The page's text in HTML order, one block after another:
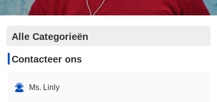
Alle Categorieën
Contacteer ons
Ms. Linly